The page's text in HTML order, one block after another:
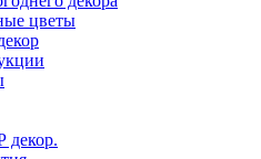
цветы
декор.